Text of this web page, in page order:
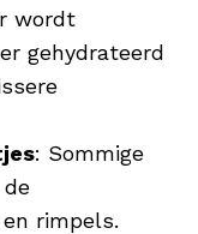
wordt
gehydrateerd
: Sommige
rimpels.